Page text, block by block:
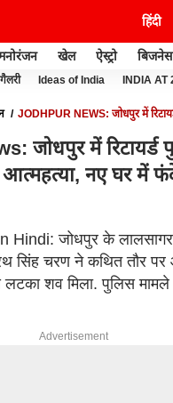
खेल ऐस्ट्रो बिजनेस
Ideas of India INDIA AT
JODHPUR NEWS: जोधपुर में
जोधपुर में रिटायर्ड
आत्महत्या, नए घर में
Hindi: जोधपुर के
सिंह चरण ने कथित तौर
शव मिला. पुलिस
Advertisement